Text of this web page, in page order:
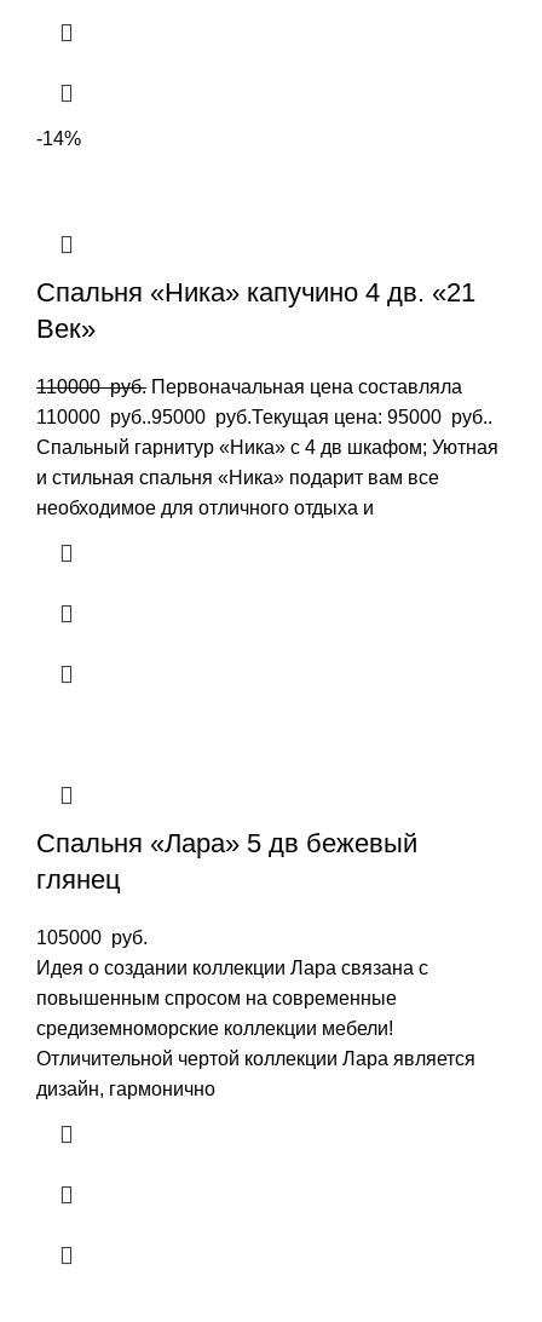
-14%
Спальня «Ника» капучино 4 дв. «21
Век»
110000руб. Первоначальная цена составляла
110000 руб..95000 руб.Текущая цена: 95000 руб..
Спальный гарнитур «Ника» с 4 дв шкафом; Уютная
и стильная спальня «Ника» подарит вам все
необходимое для отличного отдыха и
Спальня «Лара» 5 дв бежевый
глянец
105000 руб.
Идея о создании коллекции Лара связана с
повышенным спросом на современные
средиземноморские коллекции мебели!
Отличительной чертой коллекции Лара является
дизайн, гармонично